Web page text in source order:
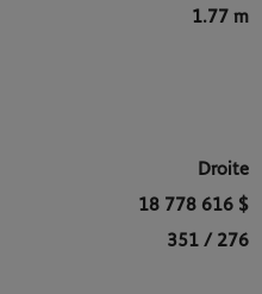
1.77 m
Droite
18 778 616 $
351 / 276